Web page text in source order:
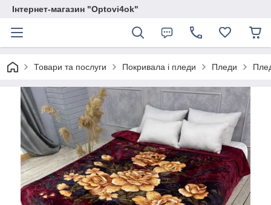
Інтернет-магазин "Optovi4ok"
Товари та послуги Покривала і пледи Пледи